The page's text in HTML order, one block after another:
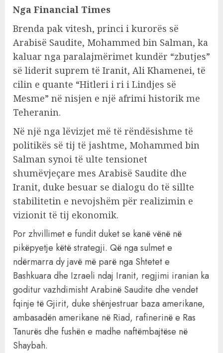
Nga Financial Times
Brenda pak vitesh, princi i kurorës së
Arabisë Saudite, Mohammed bin Salman, ka
kaluar nga paralajmërimet kundër “zbutjes”
së liderit suprem të Iranit, Ali Khamenei, të
cilin e quante “Hitleri i ri i Lindjes së
Mesme” në nisjen e një afrimi historik me
Teheranin.
Në një nga lëvizjet më të rëndësishme të
politikës së tij të jashtme, Mohammed bin
Salman synoi të ulte tensionet
shumëvjeçare mes Arabisë Saudite dhe
Iranit, duke besuar se dialogu do të sillte
stabilitetin e nevojshëm për realizimin e
vizionit të tij ekonomik.
Por zhvillimet e fundit duket se kanë vënë në
pikëpyetje këtë strategji. Që nga sulmet e
ndërmarra dy javë më parë nga Shtetet e
Bashkuara dhe Izraeli ndaj Iranit, regjimi iranian ka
goditur vazhdimisht Arabinë Saudite dhe vendet
fqinje të Gjirit, duke shënjestruar baza amerikane,
ambasadën amerikane në Riad, rafinerinë e Ras
Tanurës dhe fushën e madhe naftëmbajtëse në
Shaybah.